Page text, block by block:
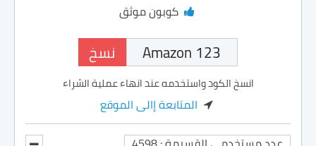
كوبون موثق
نسخ
انسخ الكود واستخدمه عند انهاء عملية الشراء
المتابعة إالى الموقع